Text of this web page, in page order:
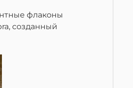
флаконы
созданный